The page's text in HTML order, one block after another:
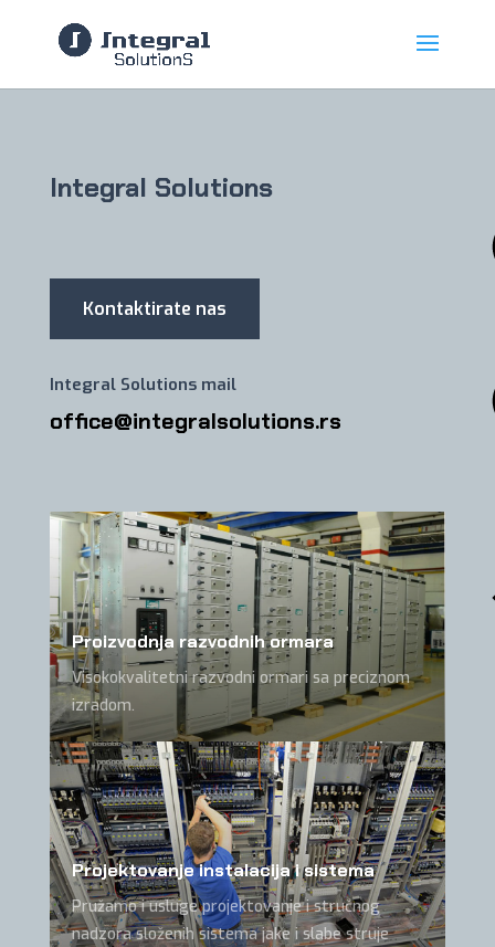
Integral Solutions
Kontaktirate nas
Integral Solutions mail
office@integralsolutions.rs
Proizvodnja razvodnih ormara
Visokokvalitetni razvodni ormari sa preciznom
izradom.
Projektovanje instalacija i sistema
Pružamo i usluge projektovanje i stručnog
nadzora složenih sistema jake i slabe struje